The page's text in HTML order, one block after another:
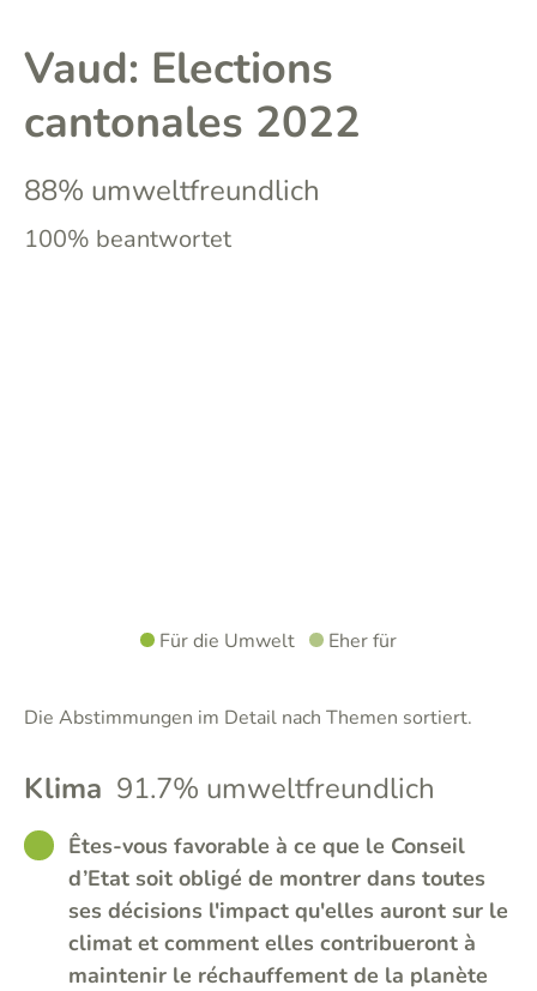
Vaud: Elections
cantonales 2022
88% umweltfreundlich
100% beantwortet
Für die Umwelt Eher für
Die Abstimmungen im Detail nach Themen sortiert.
Klima 91.7% umweltfreundlich
GOODÊtes-vous favorable à ce que le Conseil
d’Etat soit obligé de montrer dans toutes
ses décisions l'impact qu'elles auront sur le
climat et comment elles contribueront à
maintenir le réchauffement de la planète